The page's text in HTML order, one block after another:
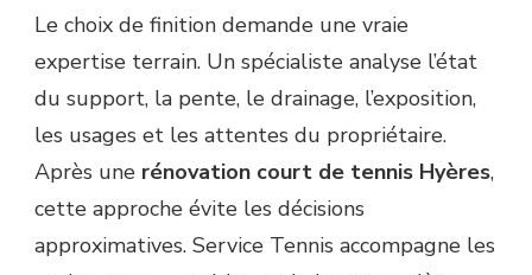
Le choix de finition demande une vraie
expertise terrain. Un spécialiste analyse l’état
du support, la pente, le drainage, l’exposition,
les usages et les attentes du propriétaire.
Après une rénovation court de tennis Hyères,
cette approche évite les décisions
approximatives. Service Tennis accompagne les